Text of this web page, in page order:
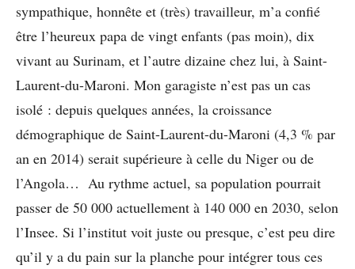
sympathique, honnête et (très) travailleur, m’a confié
être l’heureux papa de vingt enfants (pas moin), dix
vivant au Surinam, et l’autre dizaine chez lui, à Saint-
Laurent-du-Maroni. Mon garagiste n’est pas un cas
isolé : depuis quelques années, la croissance
démographique de Saint-Laurent-du-Maroni (4,3 % par
an en 2014) serait supérieure à celle du Niger ou de
l’Angola… Au rythme actuel, sa population pourrait
passer de 50 000 actuellement à 140 000 en 2030, selon
l’Insee. Si l’institut voit juste ou presque, c’est peu dire
qu’il y a du pain sur la planche pour intégrer tous ces